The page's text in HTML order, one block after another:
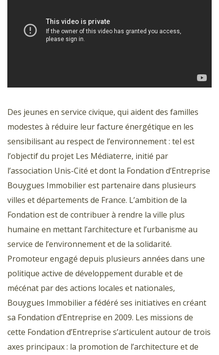
Des jeunes en service civique, qui aident des familles
modestes à réduire leur facture énergétique en les
sensibilisant au respect de l’environnement : tel est
l’objectif du projet Les Médiaterre, initié par
l’association Unis-Cité et dont la Fondation d’Entreprise
Bouygues Immobilier est partenaire dans plusieurs
villes et départements de France. L’ambition de la
Fondation est de contribuer à rendre la ville plus
humaine en mettant l’architecture et l’urbanisme au
service de l’environnement et de la solidarité.
Promoteur engagé depuis plusieurs années dans une
politique active de développement durable et de
mécénat par des actions locales et nationales,
Bouygues Immobilier a fédéré ses initiatives en créant
sa Fondation d’Entreprise en 2009. Les missions de
cette Fondation d’Entreprise s’articulent autour de trois
axes principaux : la promotion de l’architecture et de